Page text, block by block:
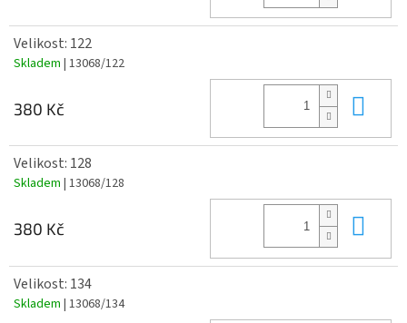
Velikost: 122
Skladem | 13068/122
380 Kč
Velikost: 128
Skladem | 13068/128
380 Kč
Velikost: 134
Skladem | 13068/134